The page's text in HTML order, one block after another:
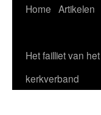
Home Artikelen
Het failliet van het
kerkverband